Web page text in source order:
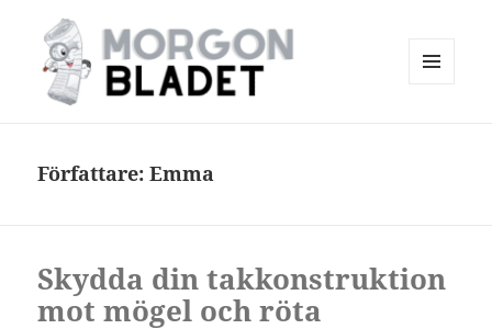
Författare:Emma
Skydda din takkonstruktion
mot mögel och röta